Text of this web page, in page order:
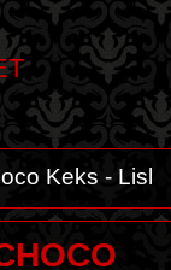
Keks - Lisl